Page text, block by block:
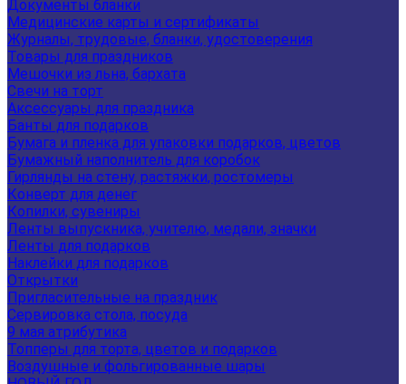
Документы бланки
Медицинские карты и сертификаты
Журналы, трудовые, бланки, удостоверения
Товары для праздников
Мешочки из льна, бархата
Свечи на торт
Аксессуары для праздника
Банты для подарков
Бумага и пленка для упаковки подарков, цветов
Бумажный наполнитель для коробок
Гирлянды на стену, растяжки, ростомеры
Конверт для денег
Копилки, сувениры
Ленты выпускника, учителю, медали, значки
Ленты для подарков
Наклейки для подарков
Открытки
Пригласительные на праздник
Сервировка стола, посуда
9 мая атрибутика
Топперы для торта, цветов и подарков
Воздушные и фольгированные шары